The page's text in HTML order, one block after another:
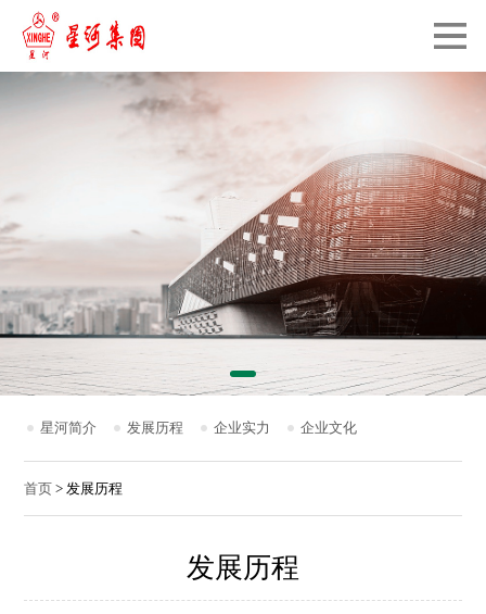
星河简介 发展历程 企业实力 企业文化
首页 > 发展历程
发展历程